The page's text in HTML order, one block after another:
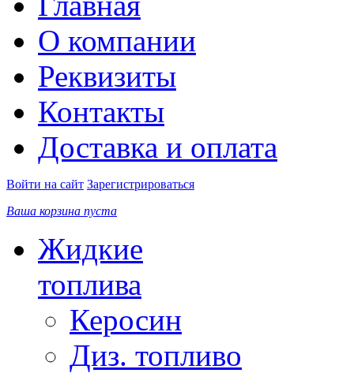
О компании
Реквизиты
Контакты
Доставка и оплата
Войти на сайт Зарегистрироваться
Ваша корзина пуста
Жидкие
топлива
Керосин
Диз. топливо